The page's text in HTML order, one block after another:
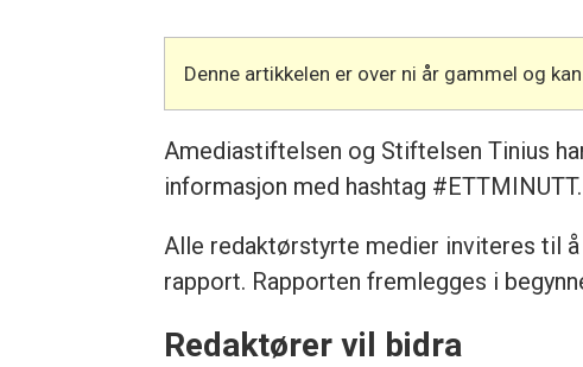
Denne artikkelen er over ni år gammel og
Amediastiftelsen og Stiftelsen Tinius
informasjon med hashtag #ETTMINUTT.
Alle redaktørstyrte medier inviteres til
rapport. Rapporten fremlegges i
Redaktører vil bidra